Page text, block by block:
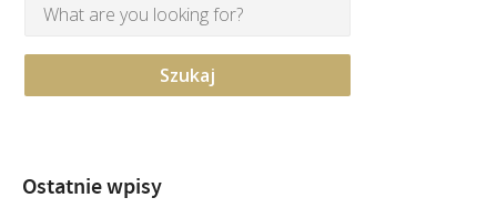
Ostatnie wpisy